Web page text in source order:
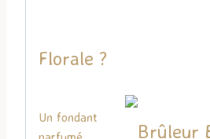
Florale ?
Un fondant